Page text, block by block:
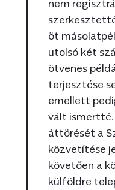
nem
öt
utolsó két
ötvenes
terjesztése
emellett
vált
áttörését a
közvetítése
követően a
külföldre